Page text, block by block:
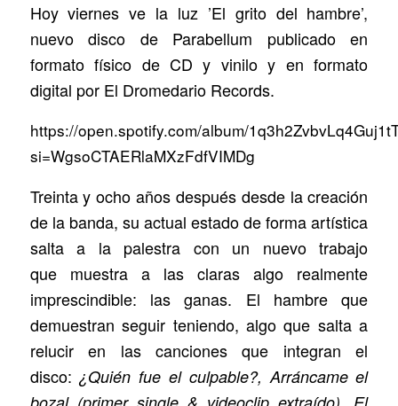
Hoy viernes ve la luz ’El grito del hambre’,
nuevo disco de Parabellum publicado en
formato físico de CD y vinilo y en formato
digital por El Dromedario Records.
https://open.spotify.com/album/
si=WgsoCTAERlaMXzFdfVIMDg
Treinta y ocho años después desde la creación
de la banda, su actual estado de forma artística
salta a la palestra con un nuevo trabajo
que muestra a las claras algo realmente
imprescindible: las ganas. El hambre que
demuestran seguir teniendo, algo que salta a
relucir en las canciones que integran el
disco:¿Quién fue el culpable?, Arráncame el